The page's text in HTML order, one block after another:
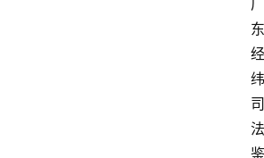
广
东
经
纬
司
法
鉴